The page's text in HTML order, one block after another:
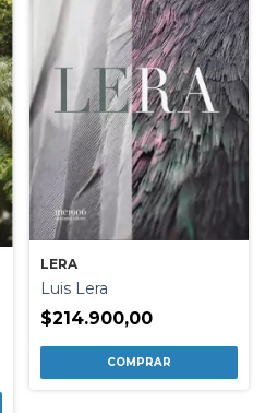
LERA
Luis Lera
$214.900,00